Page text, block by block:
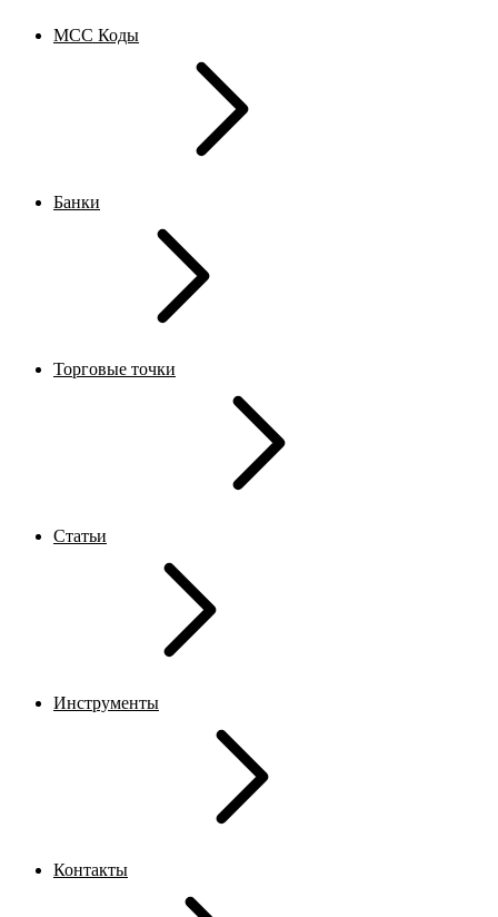
MCC Коды
Банки
Торговые точки
Статьи
Инструменты
Контакты